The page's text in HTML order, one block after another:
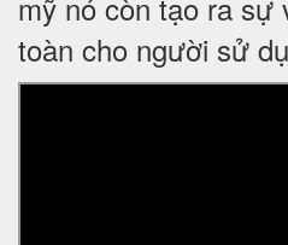
toàn cho người sử